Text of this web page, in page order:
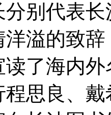
别代表
溢的致
读了海内
思良、